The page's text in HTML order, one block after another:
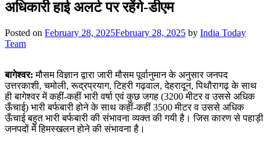
अधिकारी हाई अलर्ट पर रहेंगे-डीएम
Posted on February 28, 2025February 28, 2025 by India Today
Team
बागेश्वर: मौसम विज्ञान द्वारा जारी मौसम पूर्वानुमान के अनुसार जनपद
उत्तरकाशी, चमोली, रूद्रप्रयाग, टिहरी गढ़वाल, देहरादून, पिथौरागढ़ के साथ
ही बागेश्वर में कहीं-कहीं भारी वर्षा एवं कुछ जगह (3200 मीटर व उससे अधिक
ऊँचाई) भारी बर्फबारी होने के साथ कहीं-कहीं 3500 मीटर व उससे अधिक
ऊँचाई बहुत भारी बर्फबारी की संभावना व्यक्त की गयी है। जिस कारण से पहाड़ी
जनपदों में हिमस्खलन होने की संभावना है।